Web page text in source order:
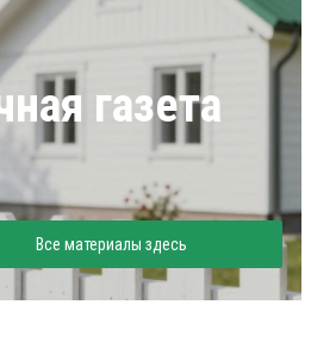
газета
Все материалы здесь